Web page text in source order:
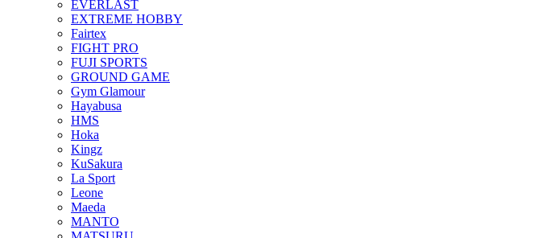
EVERLAST
EXTREME HOBBY
Fairtex
FIGHT PRO
FUJI SPORTS
GROUND GAME
Gym Glamour
Hayabusa
HMS
Hoka
Kingz
KuSakura
La Sport
Leone
Maeda
MANTO